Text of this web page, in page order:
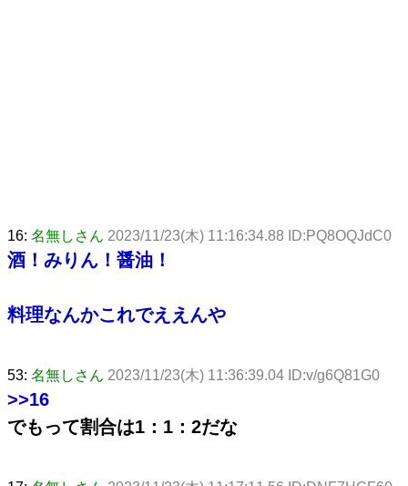
16: 名無しさん 2023/11/23(木) 11:16:34.88 ID:PQ8OQJdC0
酒！みりん！醤油！
料理なんかこれでええんや
53: 名無しさん 2023/11/23(木) 11:36:39.04 ID:v/g6Q81G0
>>16
でもって割合は1：1：2だな